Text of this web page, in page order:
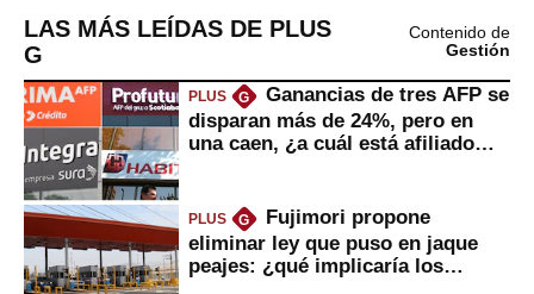
LAS MÁS LEÍDAS DE PLUS
G
Contenido de
Gestión
PLUS G
Ganancias de tres AFP se
disparan más de 24%, pero en
una caen, ¿a cuál está afiliado
PLUS G
Fujimori propone
eliminar ley que puso en jaque
peajes: ¿qué implicaría los